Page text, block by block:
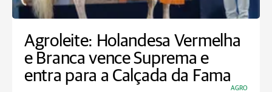
Agroleite: Holandesa Vermelha
e Branca vence Suprema e
entra para a Calçada da Fama
AGRO